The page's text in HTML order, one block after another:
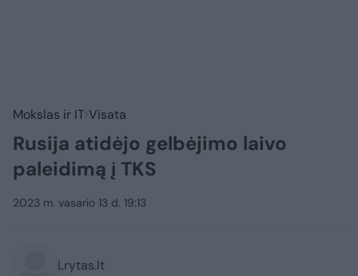
Mokslas ir IT Visata
Rusija atidėjo gelbėjimo laivo
paleidimą į TKS
2023 m. vasario 13 d. 19:13
Lrytas.lt